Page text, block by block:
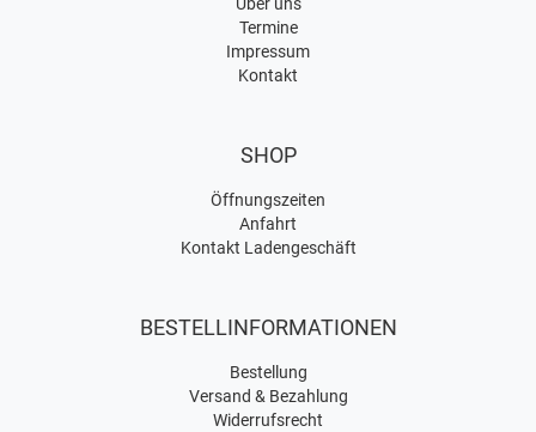
Termine
Impressum
Kontakt
SHOP
Öffnungszeiten
Anfahrt
Kontakt Ladengeschäft
BESTELLINFORMATIONEN
Bestellung
Versand & Bezahlung
Widerrufsrecht